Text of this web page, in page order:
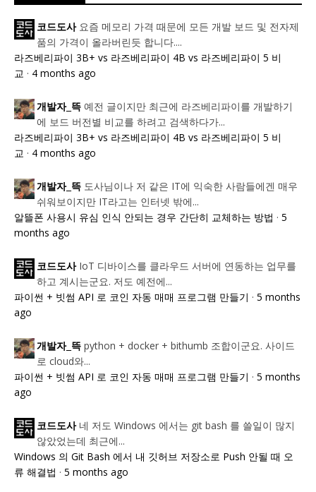
코드도사 요즘 메모리 가격 때문에 모든 개발 보드 및 전자제
품의 가격이 올라버린듯 합니다....
라즈베리파이 3B+ vs 라즈베리파이 4B vs 라즈베리파이 5 비
교 · 4 months ago
개발자_뜩 예전 글이지만 최근에 라즈베리파이를 개발하기
에 보드 버전별 비교를 하려고 검색하다가...
라즈베리파이 3B+ vs 라즈베리파이 4B vs 라즈베리파이 5 비
교 · 4 months ago
개발자_뜩 도사님이나 저 같은 IT에 익숙한 사람들에겐 매우
쉬워보이지만 IT라고는 인터넷 밖에...
알뜰폰 사용시 유심 인식 안되는 경우 간단히 교체하는 방법 · 5
months ago
코드도사 IoT 디바이스를 클라우드 서버에 연동하는 업무를
하고 계시는군요. 저도 예전에...
파이썬 + 빗썸 API 로 코인 자동 매매 프로그램 만들기 · 5 months
ago
개발자_뜩 python + docker + bithumb 조합이군요. 사이드
로 cloud와...
파이썬 + 빗썸 API 로 코인 자동 매매 프로그램 만들기 · 5 months
ago
코드도사 네 저도 Windows 에서는 git bash 를 쓸일이 많지
않았었는데 최근에...
Windows 의 Git Bash 에서 내 깃허브 저장소로 Push 안될 때 오
류 해결법 · 5 months ago